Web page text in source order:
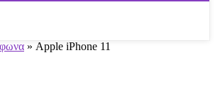
» Apple iPhone 11